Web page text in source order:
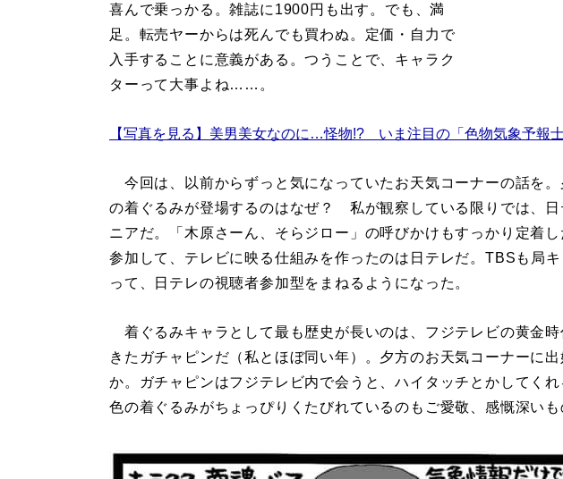
喜んで乗っかる。雑誌に1900円も出す。でも、満
足。転売ヤーからは死んでも買わぬ。定価・自力で
入手することに意義がある。つうことで、キャラク
ターって大事よね……。
【写真を見る】美男美女なのに…怪物!? いま注目の「色物気象予報
今回は、以前からずっと気になっていたお天気コーナーの話を
の着ぐるみが登場するのはなぜ？ 私が観察している限りでは、日
ニアだ。「木原さーん、そらジロー」の呼びかけもすっかり定着
参加して、テレビに映る仕組みを作ったのは日テレだ。TBSも局
って、日テレの視聴者参加型をまねるようになった。
着ぐるみキャラとして最も歴史が長いのは、フジテレビの黄金
きたガチャピンだ（私とほぼ同い年）。夕方のお天気コーナーに
か。ガチャピンはフジテレビ内で会うと、ハイタッチとかしてく
色の着ぐるみがちょっぴりくたびれているのもご愛敬、感慨深いも